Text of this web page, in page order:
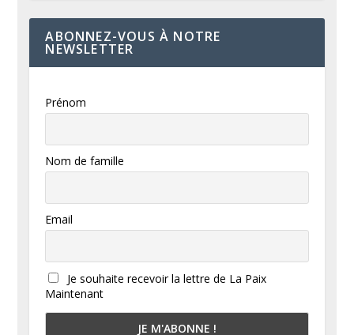
ABONNEZ-VOUS À NOTRE
NEWSLETTER
Prénom
Nom de famille
Email
Je souhaite recevoir la lettre de La Paix
Maintenant